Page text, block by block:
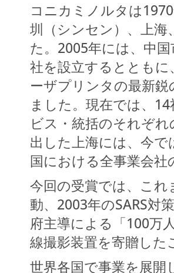
コニカミノルタは
圳（シンセン）、上海
た。2005年には、中
社を設立するととも
ーザプリンタの最新
ました。現在では、
ビス・統括のそれぞ
出した上海には、今
国における全事業会
今回の受賞では、こ
動、2003年のSARS対
府主導による「100万
線撮影装置を寄贈し
世界各国で事業を展